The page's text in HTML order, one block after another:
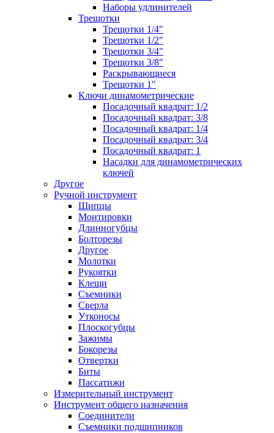
Наборы удлинителей
Трещотки
Трещотки 1/4"
Трещотки 1/2"
Трещотки 3/4"
Трещотки 3/8"
Раскрывающиеся
Трещотки 1"
Ключи динамометрические
Посадочный квадрат: 1/2
Посадочный квадрат: 3/8
Посадочный квадрат: 1/4
Посадочный квадрат: 3/4
Посадочный квадрат: 1
Насадки для динамометрических
ключей
Другое
Ручной инструмент
Щипцы
Монтировки
Длинногубцы
Болторезы
Другое
Молотки
Рукоятки
Клещи
Съемники
Сверла
Утконосы
Плоскогубцы
Зажимы
Бокорезы
Отвертки
Биты
Пассатижи
Измерительный инструмент
Инструмент общего назначения
Соединители
Съемники подшипников